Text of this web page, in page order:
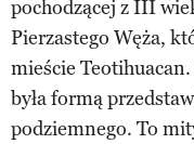
pochodzącej z III
Pierzastego Węża,
mieście
była formą
podziemnego. To